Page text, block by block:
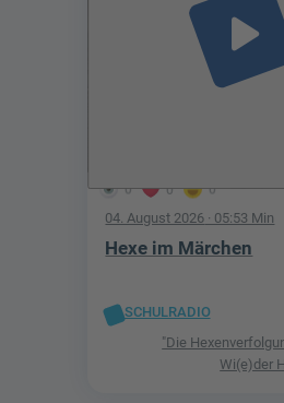
0 0 0
play_arrow
04. August 2026 · 05:53 Min
Hexe im Märchen
SCHULRADIO
"Die
Wi(e)der